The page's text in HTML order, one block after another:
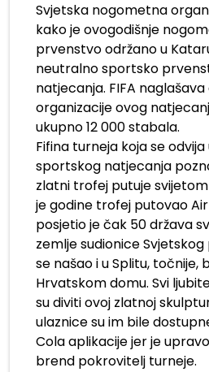
Svjetska nogometna
kako je ovogodišnje
prvenstvo održano u
neutralno sportsko
natjecanja. FIFA
organizacije ovog
ukupno 12 000 stabala.
Fifina turneja koja se
sportskog natjecanja
zlatni trofej putuje
je godine trofej putovao
posjetio je čak 50 država
zemlje sudionice
se našao i u Splitu, točnije,
Hrvatskom domu. Svi
su diviti ovoj zlatnoj
ulaznice su im bile
Cola aplikacije jer je
brend pokrovitelj turneje.